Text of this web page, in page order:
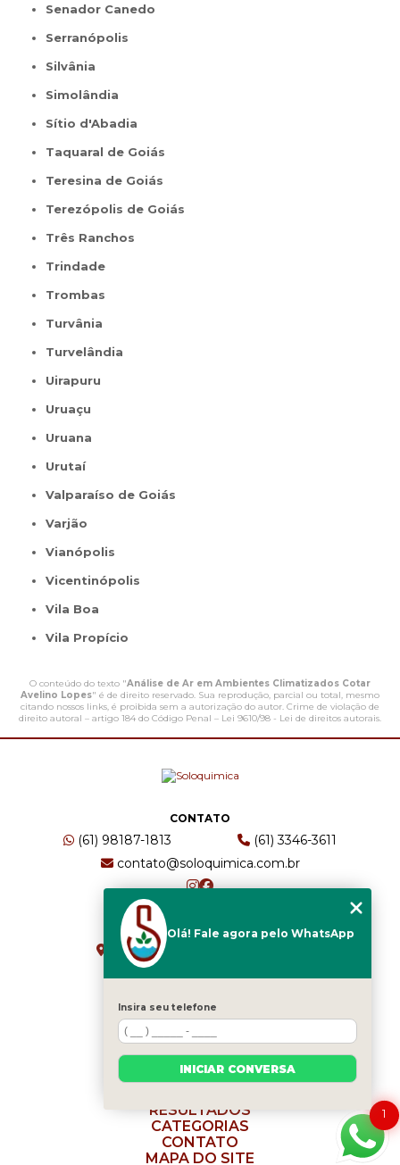
Senador Canedo
Serranópolis
Silvânia
Simolândia
Sítio d'Abadia
Taquaral de Goiás
Teresina de Goiás
Terezópolis de Goiás
Três Ranchos
Trindade
Trombas
Turvânia
Turvelândia
Uirapuru
Uruaçu
Uruana
Urutaí
Valparaíso de Goiás
Varjão
Vianópolis
Vicentinópolis
Vila Boa
Vila Propício
O conteúdo do texto "Análise de Ar em Ambientes Climatizados Cotar
Avelino Lopes" é de direito reservado. Sua reprodução, parcial ou total, mesmo
citando nossos links, é proibida sem a autorização do autor. Crime de violação de
direito autoral – artigo 184 do Código Penal – Lei 9610/98 - Lei de direitos autorais.
CONTATO
(61) 98187-1813
(61) 3346-3611
contato@soloquimica.com.br
ENDEREÇO
CRS 511 Sul, Bl B, Sl 49 - Asa Sul
Brasília - DF - CEP: 70361-520
HOME
EMPRESA
SERVIÇOS
RESULTADOS
CATEGORIAS
CONTATO
MAPA DO SITE
1
Olá! Fale agora pelo WhatsApp
Insira seu telefone
INICIAR CONVERSA